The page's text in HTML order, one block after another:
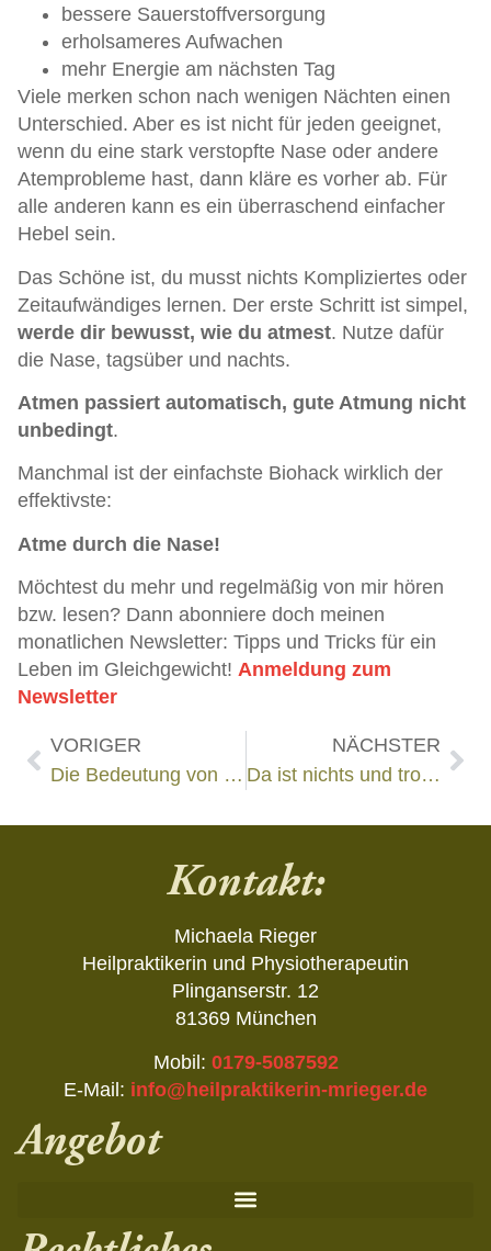
bessere Sauerstoffversorgung
erholsameres Aufwachen
mehr Energie am nächsten Tag
Viele merken schon nach wenigen Nächten einen
Unterschied. Aber es ist nicht für jeden geeignet,
wenn du eine stark verstopfte Nase oder andere
Atemprobleme hast, dann kläre es vorher ab. Für
alle anderen kann es ein überraschend einfacher
Hebel sein.
Das Schöne ist, du musst nichts Kompliziertes oder
Zeitaufwändiges lernen. Der erste Schritt ist simpel,
werde dir bewusst, wie du atmest. Nutze dafür
die Nase, tagsüber und nachts.
Atmen passiert automatisch, gute Atmung nicht
unbedingt.
Manchmal ist der einfachste Biohack wirklich der
effektivste:
Atme durch die Nase!
Möchtest du mehr und regelmäßig von mir hören
bzw. lesen? Dann abonniere doch meinen
monatlichen Newsletter: Tipps und Tricks für ein
Leben im Gleichgewicht! Anmeldung zum
Newsletter
VORIGER
Die Bedeutung von CO2 bei Schwindel: Wie Atmung das Nervensystem beeinflusst!
NÄCHSTER
Da ist nichts und trotzdem tut es weh!
Kontakt:
Michaela Rieger
Heilpraktikerin und Physiotherapeutin
Plinganserstr. 12
81369 München
Mobil: 0179-5087592
E-Mail: info@heilpraktikerin-mrieger.de
Angebot